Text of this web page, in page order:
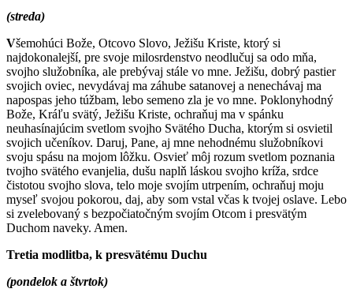
(streda)
Všemohúci Bože, Otcovo Slovo, Ježišu Kriste, ktorý si
najdokonalejší, pre svoje milosrdenstvo neodlučuj sa odo mňa,
svojho služobníka, ale prebývaj stále vo mne. Ježišu, dobrý pastier
svojich oviec, nevydávaj ma záhube satanovej a nenechávaj ma
napospas jeho túžbam, lebo semeno zla je vo mne. Poklonyhodný
Bože, Kráľu svätý, Ježišu Kriste, ochraňuj ma v spánku
neuhasínajúcim svetlom svojho Svätého Ducha, ktorým si osvietil
svojich učeníkov. Daruj, Pane, aj mne nehodnému služobníkovi
svoju spásu na mojom lôžku. Osvieť môj rozum svetlom poznania
tvojho svätého evanjelia, dušu naplň láskou svojho kríža, srdce
čistotou svojho slova, telo moje svojím utrpením, ochraňuj moju
myseľ svojou pokorou, daj, aby som vstal včas k tvojej oslave. Lebo
si zvelebovaný s bezpočiatočným svojím Otcom i presvätým
Duchom naveky. Amen.
Tretia modlitba, k presvätému Duchu
(pondelok a štvrtok)